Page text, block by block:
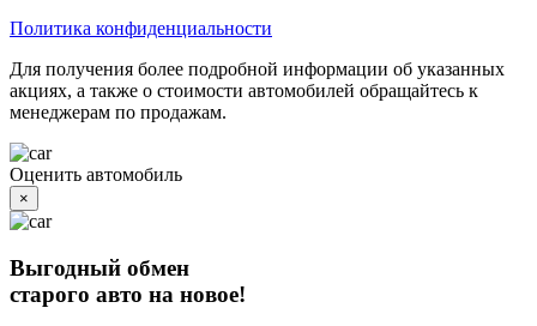
Политика конфиденциальности
Для получения более подробной информации об указанных
акциях, а также о стоимости автомобилей обращайтесь к
менеджерам по продажам.
Оценить автомобиль
×
Выгодный обмен
старого авто на новое!